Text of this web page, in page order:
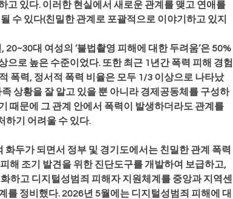
고 있다. 이러한 현실에서 새로운 관계를 맺고 연애를
수 있다(친밀한 관계로 포괄적으로 이야기하고 있지
대 여성의 ‘불법촬영 피해에 대한 두려움’은 50%
으로 높은 수준이었다. 또한 최근 1년간 폭력 피해 경험
폭력, 정서적 폭력 비율은 모두 1/3 이상으로 나타났
상황을 잘 알고 있을 뿐 아니라 경제공동체를 구성하
때문에 그 관계 안에서 폭력이 발생하더라도 관계를
하기 어려울 수 있다.
두가 되면서 정부 및 경기도에서는 친밀한 관계 폭력
해 조기 발견을 위한 진단도구를 개발하여 보급하고,
하고 디지털성범죄 피해자 지원체계를 중앙과 지역센
를 정비했다. 2026년 5월에는 디지털성범죄 피해에 대